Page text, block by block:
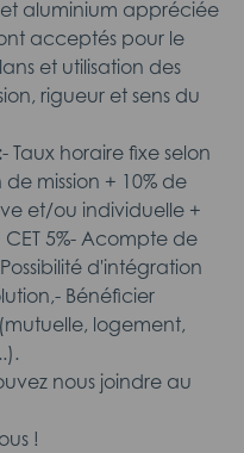
et aluminium appréciée
acceptés pour le
et utilisation des
rigueur et sens du
- Taux horaire fixe selon
mission + 10% de
et/ou individuelle +
5%- Acompte de
d'intégration
Bénéficier
logement,
nous joindre au
!